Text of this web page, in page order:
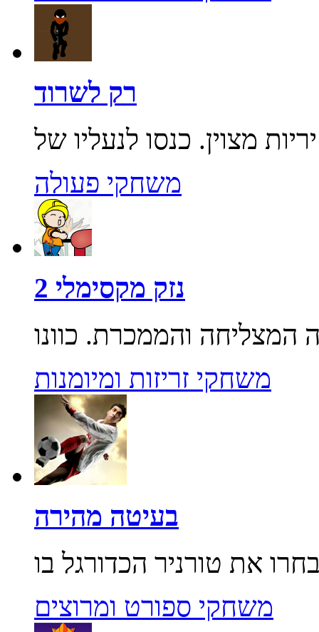
רק לשרוד
משחקי פעולה
נזק מקסימלי 2
משחקי זריזות ומיומנות
בעיטה מהירה
משחקי ספורט ומרוצים